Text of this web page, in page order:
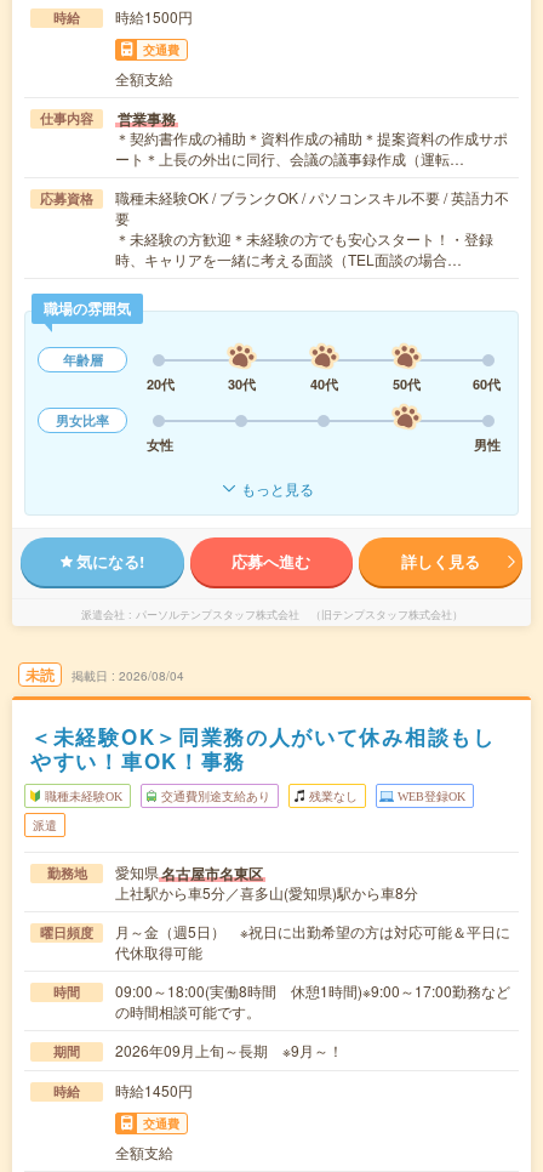
時給 時給1500円
交通費
全額支給
仕事内容 営業事務
＊契約書作成の補助＊資料作成の補助＊提案資料の作成サポ
ート＊上長の外出に同行、会議の議事録作成（運転…
応募資格
職種未経験OK / ブランクOK / パソコンスキル不要 / 英語力不
要
＊未経験の方歓迎＊未経験の方でも安心スタート！・登録
時、キャリアを一緒に考える面談（TEL面談の場合…
職場の雰囲気
年齢層
20代
30代 40代 50代
60代
男女比率
女性
男性
もっと見る
気になる! 応募へ進む 詳しく見る
派遣会社 パーソルテンプスタッフ株式会社 （旧テンプスタッフ株式会社）
未読 掲載日 2026/08/04
＜未経験OK＞同業務の人がいて休み相談もし
やすい！車OK！事務
職種未経験OK 交通費別途支給あり 残業なし WEB登録OK
派遣
勤務地 愛知県名古屋市名東区
上社駅から車5分／喜多山(愛知県)駅から車8分
曜日頻度
月～金（週5日） ※祝日に出勤希望の方は対応可能＆平日に
代休取得可能
時間
09:00～18:00(実働8時間 休憩1時間)※9:00～17:00勤務など
の時間相談可能です。
期間 2026年09月上旬～長期 ※9月～！
時給 時給1450円
交通費
全額支給